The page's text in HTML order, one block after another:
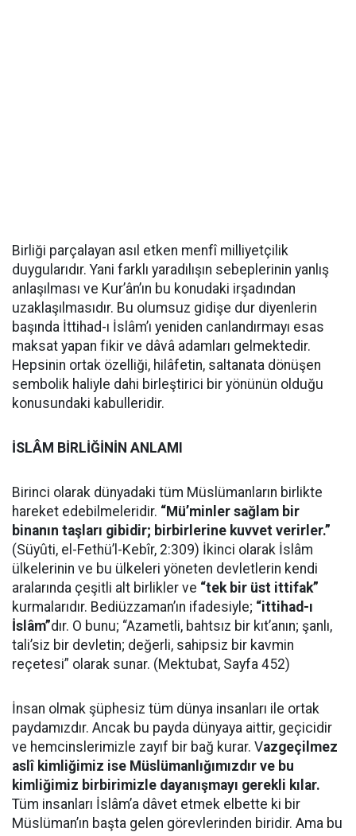
Birliği parçalayan asıl etken menfî milliyetçilik
duygularıdır. Yani farklı yaradılışın sebeplerinin yanlış
anlaşılması ve Kur’ân’ın bu konudaki irşadından
uzaklaşılmasıdır. Bu olumsuz gidişe dur diyenlerin
başında İttihad-ı İslâm’ı yeniden canlandırmayı esas
maksat yapan fikir ve dâvâ adamları gelmektedir.
Hepsinin ortak özelliği, hilâfetin, saltanata dönüşen
sembolik haliyle dahi birleştirici bir yönünün olduğu
konusundaki kabulleridir.
İSLÂM BİRLİĞİNİN ANLAMI
Birinci olarak dünyadaki tüm Müslümanların birlikte
hareket edebilmeleridir. “Mü’minler sağlam bir
binanın taşları gibidir; birbirlerine kuvvet verirler.”
(Süyûti, el-Fethü’l-Kebîr, 2:309) İkinci olarak İslâm
ülkelerinin ve bu ülkeleri yöneten devletlerin kendi
aralarında çeşitli alt birlikler ve “tek bir üst ittifak”
kurmalarıdır. Bediüzzaman’ın ifadesiyle; “ittihad-ı
İslâm”dır. O bunu; “Azametli, bahtsız bir kıt’anın; şanlı,
tali’siz bir devletin; değerli, sahipsiz bir kavmin
reçetesi” olarak sunar. (Mektubat, Sayfa 452)
İnsan olmak şüphesiz tüm dünya insanları ile ortak
paydamızdır. Ancak bu payda dünyaya aittir, geçicidir
ve hemcinslerimizle zayıf bir bağ kurar. Vazgeçilmez
aslî kimliğimiz ise Müslümanlığımızdır ve bu
kimliğimiz birbirimizle dayanışmayı gerekli kılar.
Tüm insanları İslâm’a dâvet etmek elbette ki bir
Müslüman’ın başta gelen görevlerinden biridir. Ama bu